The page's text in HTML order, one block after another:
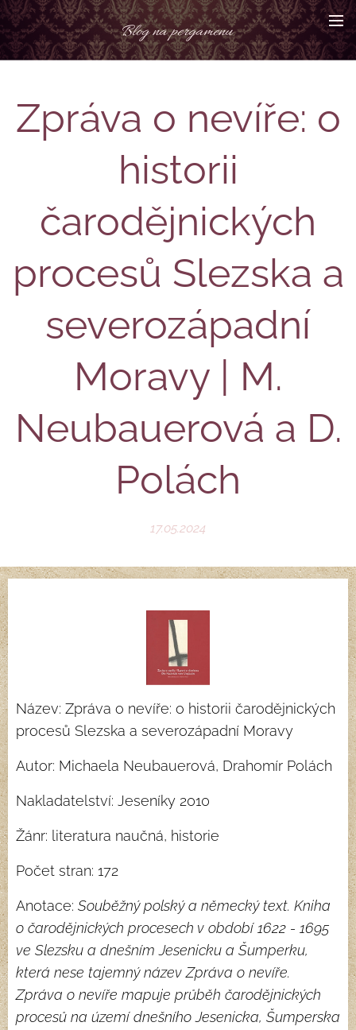
Blog na pergamenu
Zpráva o nevíře: o
historii
čarodějnických
procesů Slezska a
severozápadní
Moravy | M.
Neubauerová a D.
Polách
17.05.2024
Název: Zpráva o nevíře: o historii čarodějnických
procesů Slezska a severozápadní Moravy
Autor: Michaela Neubauerová, Drahomír Polách
Nakladatelství: Jeseníky 2010
Žánr: literatura naučná, historie
Počet stran: 172
Anotace: Souběžný polský a německý text. Kniha
o čarodějnických procesech v období 1622 - 1695
ve Slezsku a dnešním Jesenicku a Šumperku,
která nese tajemný název Zpráva o nevíře.
Zpráva o nevíře mapuje průběh čarodějnických
procesů na území dnešního Jesenicka, Šumperska